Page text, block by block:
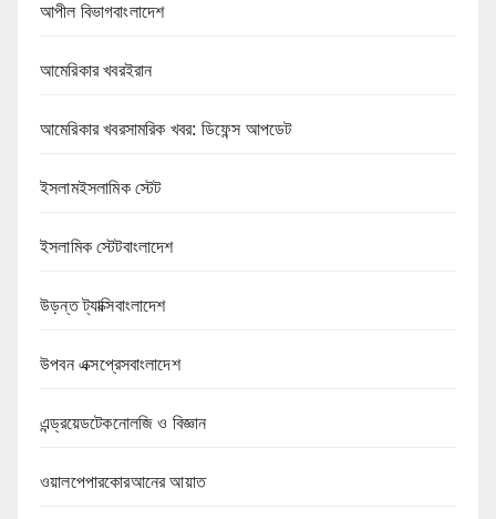
আপীল বিভাগবাংলাদেশ
আমেরিকার খবরইরান
আমেরিকার খবরসামরিক খবর: ডিফেন্স আপডেট
ইসলামইসলামিক স্টেট
ইসলামিক স্টেটবাংলাদেশ
উড়ন্ত ট্যাক্সিবাংলাদেশ
উপবন এক্সপ্রেসবাংলাদেশ
এন্ড্রয়েডটেকনোলজি ও বিজ্ঞান
ওয়ালপেপারকোরআনের আয়াত